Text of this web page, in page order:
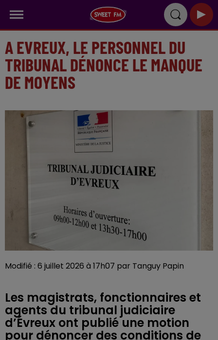
A EVREUX, LE PERSONNEL DU
TRIBUNAL DÉNONCE LE MANQUE
DE MOYENS
Modifié : 6 juillet 2026 à 17h07 par Tanguy Papin
Les magistrats, fonctionnaires et
agents du tribunal judiciaire
d’Évreux ont publié une motion
pour dénoncer des conditions de